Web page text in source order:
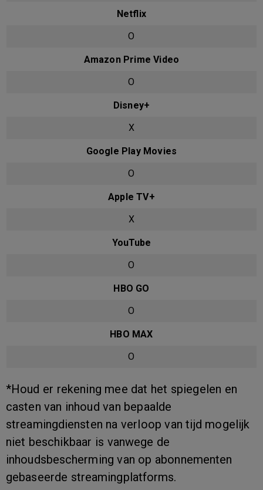
Netflix
O
Amazon Prime Video
O
Disney+
X
Google Play Movies
O
Apple TV+
X
YouTube
O
HBO GO
O
HBO MAX
O
*Houd er rekening mee dat het spiegelen en
casten van inhoud van bepaalde
streamingdiensten na verloop van tijd mogelijk
niet beschikbaar is vanwege de
inhoudsbescherming van op abonnementen
gebaseerde streamingplatforms.